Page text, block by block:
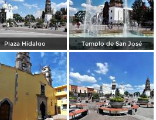
Plaza Hidalgo Templo de San José